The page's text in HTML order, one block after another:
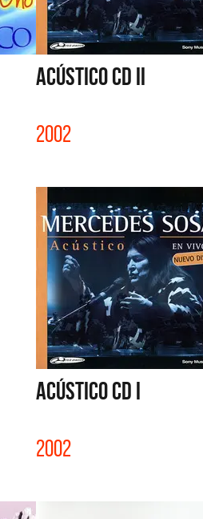
ACÚSTICO CD II
2002
ACÚSTICO CD I
2002